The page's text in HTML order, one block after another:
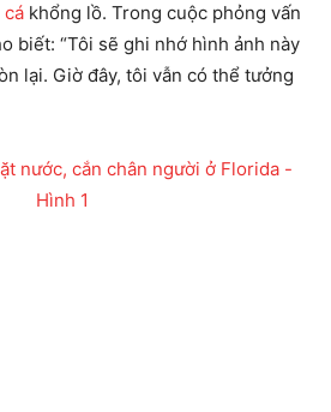
cá khổng lồ. Trong cuộc phỏng vấn
biết: “Tôi sẽ ghi nhớ hình ảnh này
lại. Giờ đây, tôi vẫn có thể tưởng